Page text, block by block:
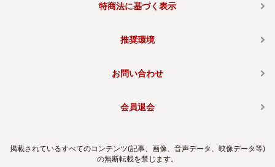
特商法に基づく表示
推奨環境
お問い合わせ
会員退会
掲載されているすべてのコンテンツ(記事、画像、音声データ、映像データ等)
の無断転載を禁じます。